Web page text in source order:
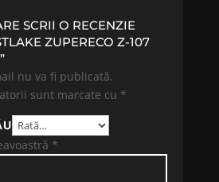
SCRII O RECENZIE
ZUPERECO Z-107
nu va fi publicată.
sunt marcate cu *
*